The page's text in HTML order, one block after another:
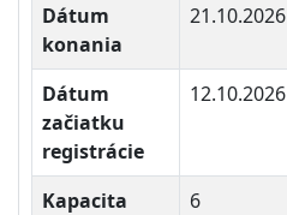
Dátum
konania
21.10.2026
Dátum
začiatku
registrácie
12.10.2026
Kapacita
6